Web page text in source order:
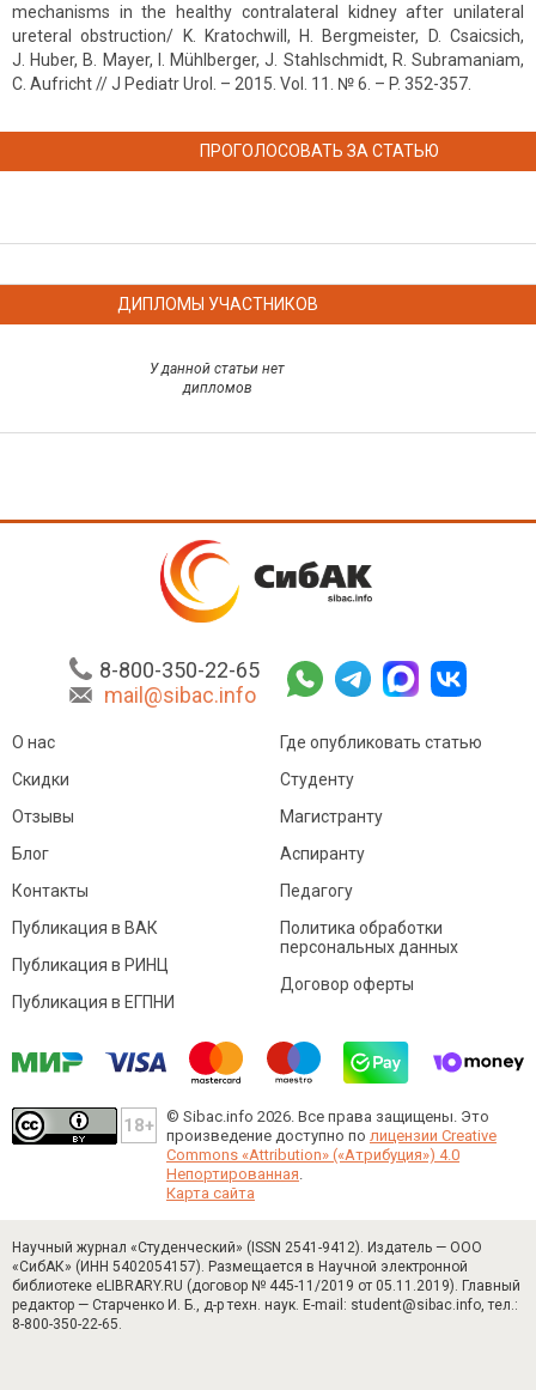
mechanisms in the healthy contralateral kidney after unilateral
ureteral obstruction/ K. Kratochwill, H. Bergmeister, D. Csaicsich,
J. Huber, B. Mayer, I. Mühlberger, J. Stahlschmidt, R. Subramaniam,
C. Aufricht // J Pediatr Urol. – 2015. Vol. 11. № 6. – P. 352-357.
ПРОГОЛОСОВАТЬ ЗА СТАТЬЮ
ДИПЛОМЫ УЧАСТНИКОВ
У данной статьи нет
дипломов
8-800-350-22-65
mail@sibac.info
О нас
Скидки
Отзывы
Блог
Контакты
Где опубликовать статью
Студенту
Магистранту
Аспиранту
Педагогу
Публикация в ВАК
Публикация в РИНЦ
Публикация в ЕГПНИ
Политика обработки
персональных данных
Договор оферты
© Sibac.info 2026. Все права защищены. Это
произведение доступно по лицензии Creative
Commons «Attribution» («Атрибуция») 4.0
Непортированная.
Карта сайта
Научный журнал «Студенческий» (ISSN 2541-9412). Издатель — ООО
«СибАК» (ИНН 5402054157). Размещается в Научной электронной
библиотеке eLIBRARY.RU (договор № 445-11/2019 от 05.11.2019). Главный
редактор — Старченко И. Б., д-р техн. наук. E-mail: student@sibac.info, тел.:
8-800-350-22-65.